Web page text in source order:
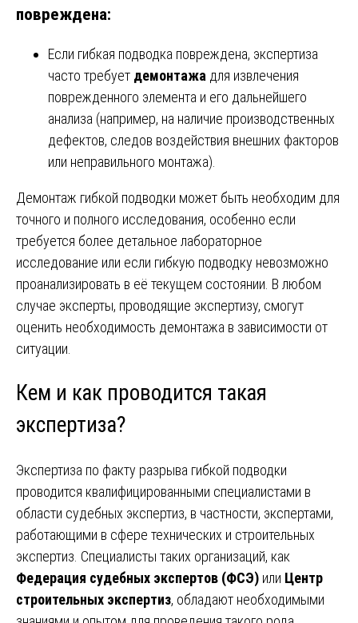
повреждена:
Если гибкая подводка повреждена, экспертиза
часто требует демонтажа для извлечения
поврежденного элемента и его дальнейшего
анализа (например, на наличие производственных
дефектов, следов воздействия внешних факторов
или неправильного монтажа).
Демонтаж гибкой подводки может быть необходим для
точного и полного исследования, особенно если
требуется более детальное лабораторное
исследование или если гибкую подводку невозможно
проанализировать в её текущем состоянии. В любом
случае эксперты, проводящие экспертизу, смогут
оценить необходимость демонтажа в зависимости от
ситуации.
Кем и как проводится такая
экспертиза?
Экспертиза по факту разрыва гибкой подводки
проводится квалифицированными специалистами в
области судебных экспертиз, в частности, экспертами,
работающими в сфере технических и строительных
экспертиз. Специалисты таких организаций, как
Федерация судебных экспертов (ФСЭ) или Центр
строительных экспертиз, обладают необходимыми